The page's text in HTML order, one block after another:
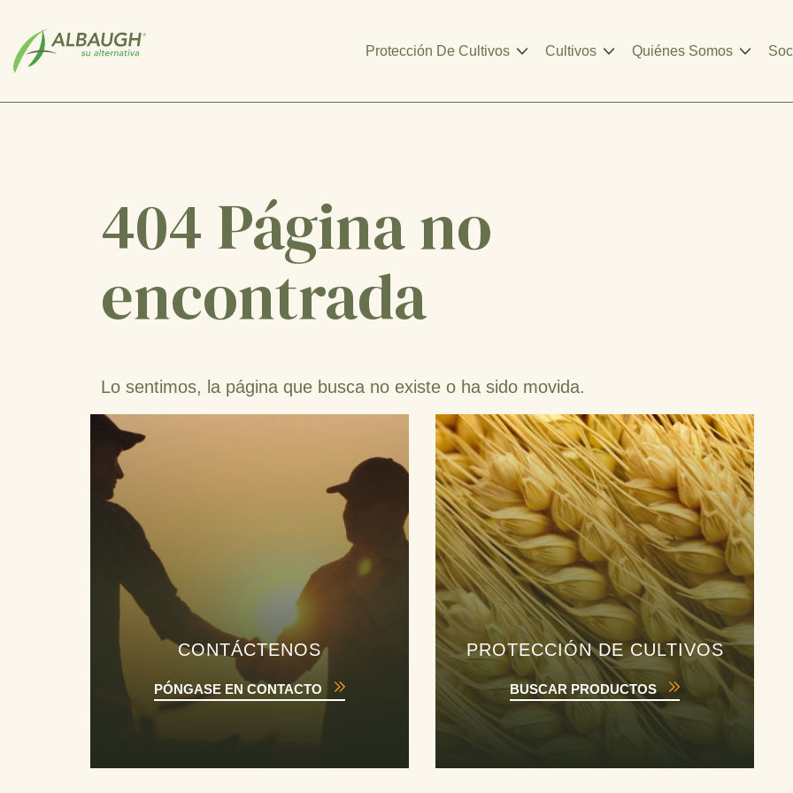
Protección De Cultivos Cultivos Quiénes Somos
404 Página no
encontrada
Lo sentimos, la página que busca no existe o ha sido movida.
CONTÁCTENOS
PÓNGASE EN CONTACTO
PROTECCIÓN DE CULTIVOS
BUSCAR PRODUCTOS